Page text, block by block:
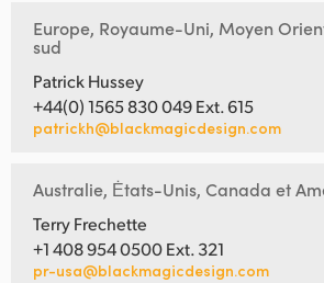
Europe, Royaume-Uni, Moyen
sud
Patrick Hussey
+44(0) 1565 830 049 Ext. 615
patrickh@blackmagicdesign.com
Australie, Ėtats-Unis, Canada et
Terry Frechette
+1 408 954 0500 Ext. 321
pr-usa@blackmagicdesign.com